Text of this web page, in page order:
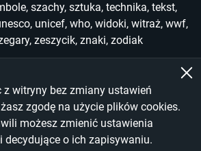
z witryny bez zmiany ustawień
zgodę na użycie plików cookies.
możesz zmienić ustawienia
decydujące o ich zapisywaniu.
, szachy, sztuka, technika, tekst,
, unicef, who, widoki, witraż, wwf,
, zeszycik, znaki, zodiak
© 2022-2026
All Rights Reserved
Made byWankom